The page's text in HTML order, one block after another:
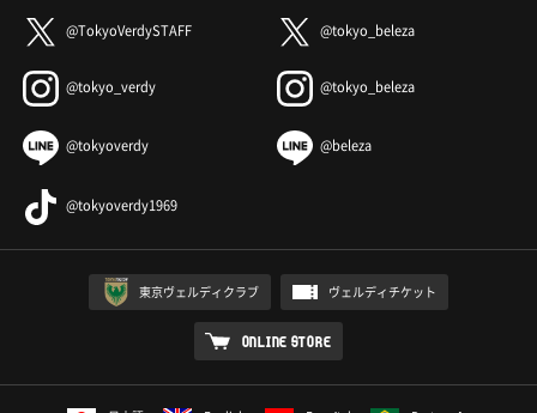
@TokyoVerdySTAFF @tokyo_beleza
@tokyo_verdy @tokyo_beleza
@tokyoverdy @beleza
@tokyoverdy1969
東京ヴェルディクラブ ヴェルディチケット
ONLINE STORE